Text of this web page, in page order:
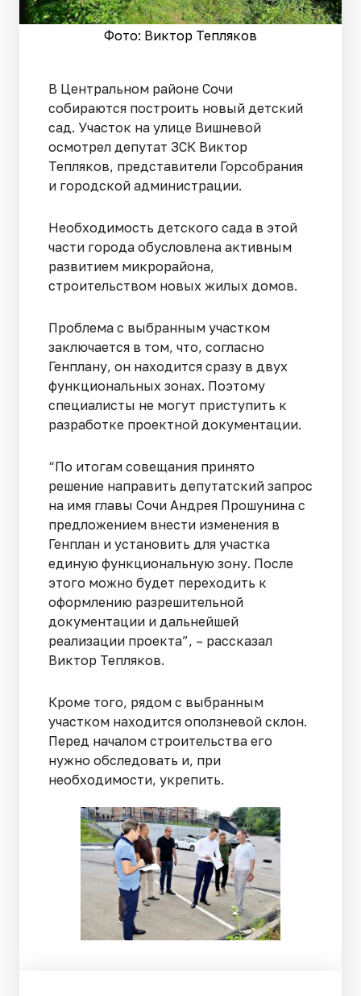
Фото: Виктор Тепляков
В Центральном районе Сочи
собираются построить новый детский
сад. Участок на улице Вишневой
осмотрел депутат ЗСК Виктор
Тепляков, представители Горсобрания
и городской администрации.
Необходимость детского сада в этой
части города обусловлена активным
развитием микрорайона,
строительством новых жилых домов.
Проблема с выбранным участком
заключается в том, что, согласно
Генплану, он находится сразу в двух
функциональных зонах. Поэтому
специалисты не могут приступить к
разработке проектной документации.
“По итогам совещания принято
решение направить депутатский запрос
на имя главы Сочи Андрея Прошунина с
предложением внести изменения в
Генплан и установить для участка
единую функциональную зону. После
этого можно будет переходить к
оформлению разрешительной
документации и дальнейшей
реализации проекта”, – рассказал
Виктор Тепляков.
Кроме того, рядом с выбранным
участком находится оползневой склон.
Перед началом строительства его
нужно обследовать и, при
необходимости, укрепить.